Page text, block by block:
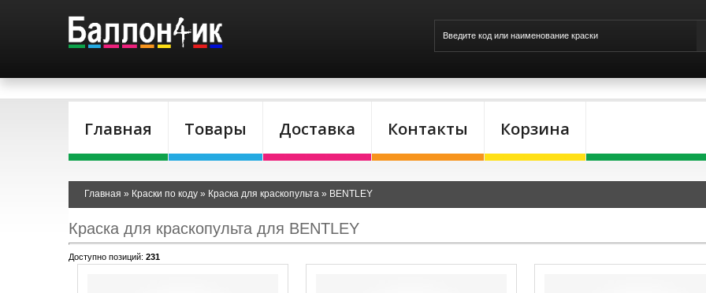
Главная Товары Доставка Контакты Корзина
Главная » Краски по коду » Краска для краскопульта » BENTLEY
Краска для краскопульта для BENTLEY
Доступно позиций: 231